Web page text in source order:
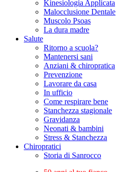
Kinesiologia Applicata
Malocclusione Dentale
Muscolo Psoas
La dura madre
Salute
Ritorno a scuola?
Mantenersi sani
Anziani & chiropratica
Prevenzione
Lavorare da casa
In ufficio
Come respirare bene
Stanchezza stagionale
Gravidanza
Neonati & bambini
Stress & Stanchezza
Chiropratici
Storia di Sanrocco